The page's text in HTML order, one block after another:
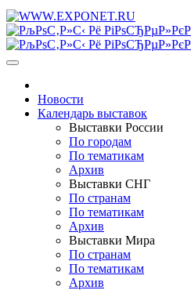
Новости
Календарь выставок
Выставки России
По городам
По тематикам
Архив
Выставки СНГ
По странам
По тематикам
Архив
Выставки Мира
По странам
По тематикам
Архив